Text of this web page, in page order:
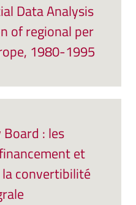
Data Analysis
of regional per
1980-1995
: les
et
convertibilité